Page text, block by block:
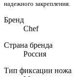
надежного закрепления.
Бренд
Chef
Страна бренда
Россия
Тип фиксации ножа